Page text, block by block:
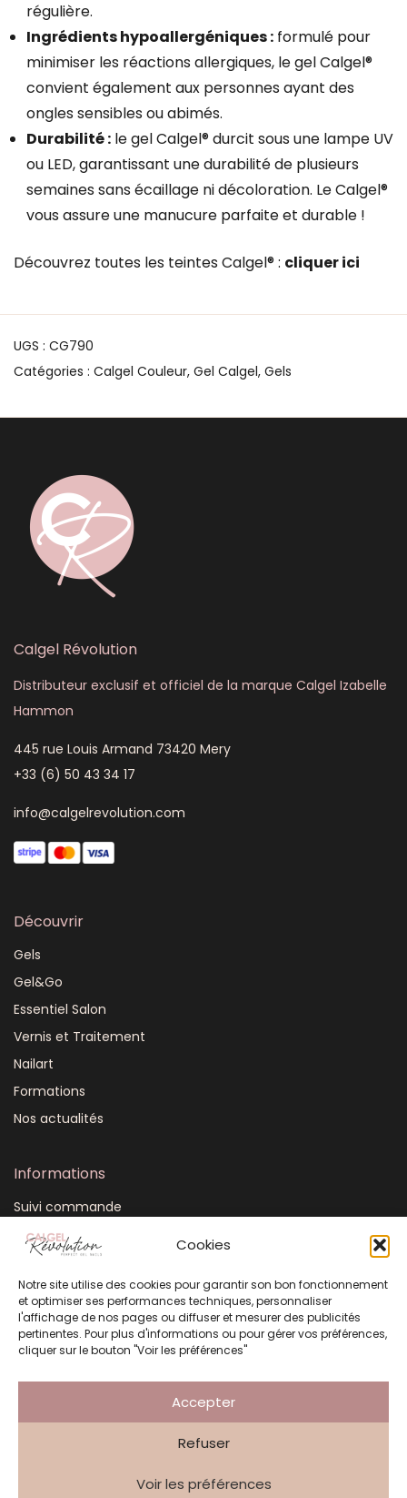
Cookies
Notre site utilise des cookies pour garantir son bon fonctionnement
et optimiser ses performances techniques, personnaliser
l'affichage de nos pages ou diffuser et mesurer des publicités
pertinentes. Pour plus d'informations ou pour gérer vos préférences,
cliquer sur le bouton "Voir les préférences"
Accepter
Refuser
Voir les préférences
régulière.
Ingrédients hypoallergéniques : formulé pour
minimiser les réactions allergiques, le gel Calgel®
convient également aux personnes ayant des
ongles sensibles ou abimés.
Durabilité : le gel Calgel® durcit sous une lampe UV
ou LED, garantissant une durabilité de plusieurs
semaines sans écaillage ni décoloration. Le Calgel®
vous assure une manucure parfaite et durable !
Découvrez toutes les teintes Calgel® : cliquer ici
UGS : CG790
Catégories : Calgel Couleur, Gel Calgel, Gels
Calgel Révolution
Distributeur exclusif et officiel de la marque Calgel Izabelle
Hammon
445 rue Louis Armand 73420 Mery
+33 (6) 50 43 34 17
info@calgelrevolution.com
Découvrir
Gels
Gel&Go
Essentiel Salon
Vernis et Traitement
Nailart
Formations
Nos actualités
Informations
Suivi commande
Mon compte
CGV
FAQ
Plan du site
Mentions légales